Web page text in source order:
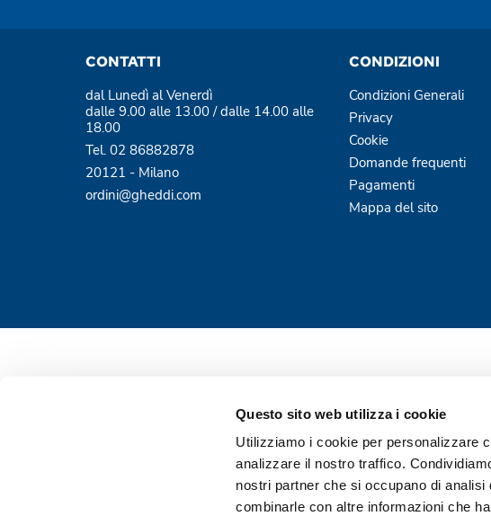
Questo sito web utilizza i cookie
Utilizziamo i cookie per personalizzare
analizzare il nostro traffico.
nostri partner che si occupano di
combinarle con altre informazioni che
CONTATTI
dal Lunedì al Venerdì
dalle 9.00 alle 13.00 / dalle 14.00 alle
18.00
Tel. 02 86882878
20121 - Milano
ordini@gheddi.com
CONDIZIONI
Condizioni Generali
Privacy
Cookie
Domande frequenti
Pagamenti
Mappa del sito
Pagamenti sicuri e protetti